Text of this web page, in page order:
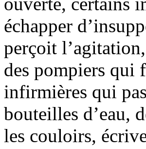
échapper
perçoit
des pompiers qui
infirmières qui
bouteilles d’eau,
les couloirs,